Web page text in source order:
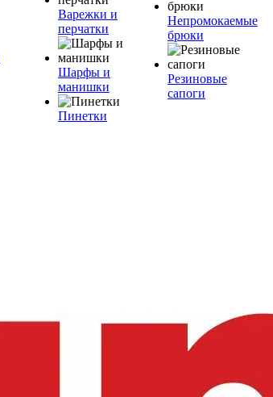
Варежки и
перчатки
Шарфы и
манишки
Пинетки
Непромокаемые
брюки
Резиновые
сапоги